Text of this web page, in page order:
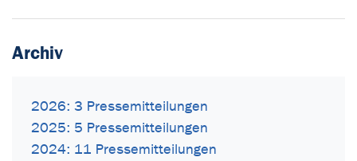
Archiv
2026: 3 Pressemitteilungen
2025: 5 Pressemitteilungen
2024: 11 Pressemitteilungen